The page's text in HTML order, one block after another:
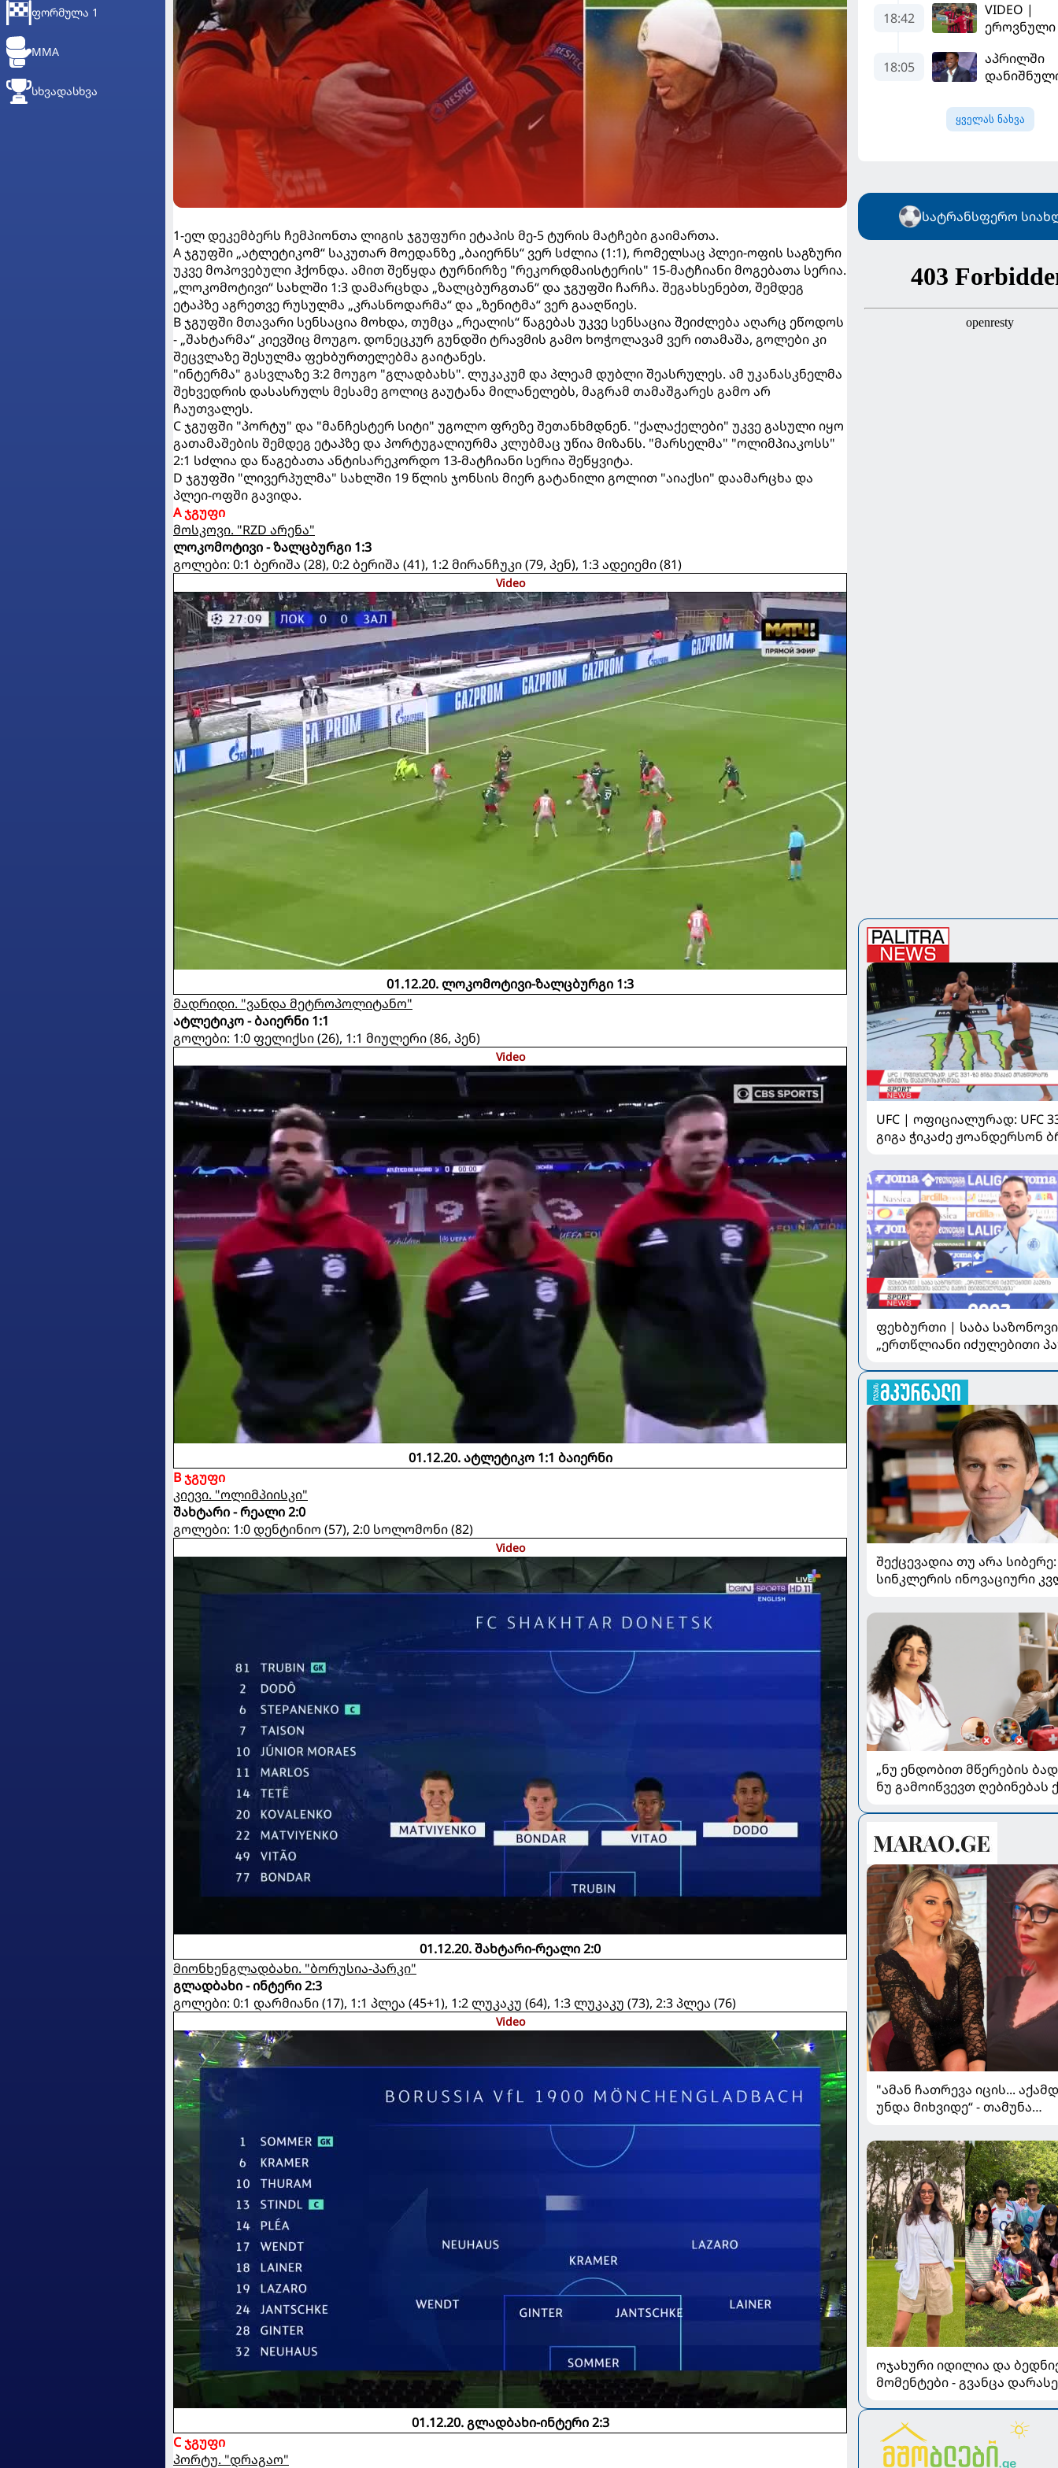
ᲤᲝᲠᲛᲣᲚᲐ 1
MMA
ᲡᲮᲕᲐᲓᲐᲡᲮᲕᲐ
1-ელ დეკემბერს ჩემპიონთა ლიგის ჯგუფური ეტაპის მე-5 ტურის მატჩები გაიმართა.
A ჯგუფში „ატლეტიკომ“ საკუთარ მოედანზე „ბაიერნს“ ვერ სძლია (1:1), რომელსაც პლეი-ოფის საგზური
უკვე მოპოვებული ჰქონდა. ამით შეწყდა ტურნირზე "რეკორდმაისტერის" 15-მატჩიანი მოგებათა სერია.
„ლოკომოტივი“ სახლში 1:3 დამარცხდა „ზალცბურგთან“ და ჯგუფში ჩარჩა. შეგახსენებთ, შემდეგ
ეტაპზე აგრეთვე რუსულმა „კრასნოდარმა“ და „ზენიტმა“ ვერ გააღწიეს.
B ჯგუფში მთავარი სენსაცია მოხდა, თუმცა „რეალის“ წაგებას უკვე სენსაცია შეიძლება აღარც ეწოდოს
- „შახტარმა“ კიევშიც მოუგო. დონეცკურ გუნდში ტრავმის გამო ხოჭოლავამ ვერ ითამაშა, გოლები კი
შეცვლაზე შესულმა ფეხბურთელებმა გაიტანეს.
"ინტერმა" გასვლაზე 3:2 მოუგო "გლადბახს". ლუკაკუმ და პლეამ დუბლი შეასრულეს. ამ უკანასკნელმა
შეხვედრის დასასრულს მესამე გოლიც გაუტანა მილანელებს, მაგრამ თამაშგარეს გამო არ
ჩაუთვალეს.
C ჯგუფში "პორტუ" და "მანჩესტერ სიტი" უგოლო ფრეზე შეთანხმდნენ. "ქალაქელები" უკვე გასული იყო
გათამაშების შემდეგ ეტაპზე და პორტუგალიურმა კლუბმაც უწია მიზანს. "მარსელმა" "ოლიმპიაკოსს"
2:1 სძლია და წაგებათა ანტისარეკორდო 13-მატჩიანი სერია შეწყვიტა.
D ჯგუფში "ლივერპულმა" სახლში 19 წლის ჯონსის მიერ გატანილი გოლით "აიაქსი" დაამარცხა და
პლეი-ოფში გავიდა.
A ჯგუფი
მოსკოვი. "RZD არენა"
ლოკომოტივი - ზალცბურგი 1:3
გოლები: 0:1 ბერიშა (28), 0:2 ბერიშა (41), 1:2 მირანჩუკი (79, პენ), 1:3 ადეიემი (81)
Video
01.12.20. ლოკომოტივი-ზალცბურგი 1:3
მადრიდი. "ვანდა მეტროპოლიტანო"
ატლეტიკო - ბაიერნი 1:1
გოლები: 1:0 ფელიქსი (26), 1:1 მიულერი (86, პენ)
Video
01.12.20. ატლეტიკო 1:1 ბაიერნი
B ჯგუფი
კიევი. "ოლიმპიისკი"
შახტარი - რეალი 2:0
გოლები: 1:0 დენტინიო (57), 2:0 სოლომონი (82)
Video
01.12.20. შახტარი-რეალი 2:0
მიონხენგლადბახი. "ბორუსია-პარკი"
გლადბახი - ინტერი 2:3
გოლები: 0:1 დარმიანი (17), 1:1 პლეა (45+1), 1:2 ლუკაკუ (64), 1:3 ლუკაკუ (73), 2:3 პლეა (76)
Video
01.12.20. გლადბახი-ინტერი 2:3
C ჯგუფი
პორტუ. "დრაგაო"
განაცხადა
ყოფილმა
მეკარემ
იქნება
ძირითადი
18:42
VIDEO |
ითამაშა
გვიან
18:05
აპრილში
ყველას ნახვა
სატრანსფერო
UFC | ოფიციალურად: UFC
გიგა ჭიკაძე ჟოანდერსონ
ფეხბურთი | საბა
„ერთწლიანი იძულებითი
მნიშვნელოვანია“
შექცევადია თუ არა
სინკლერის ინოვაციური
„ნუ ენდობით მწერების
ნუ გამოიწვევთ ღებინებას
სიტუაციაში, პედიატრ
ახვლედიანის რჩევები
"ამან ჩათრევა იცის...
უნდა მიხვიდე“ - თამუნა
ქირურგიაზე
ოჯახური იდილია და
მომენტები - გვანცა